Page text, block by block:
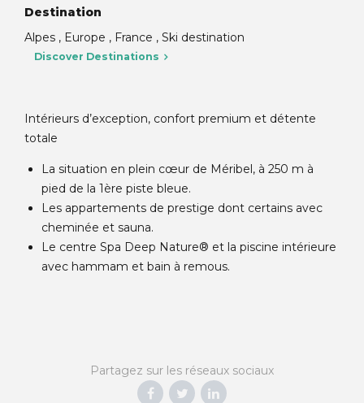
Destination
Alpes , Europe , France , Ski destination
Discover Destinations
Intérieurs d’exception, confort premium et détente
totale
La situation en plein cœur de Méribel, à 250 m à
pied de la 1ère piste bleue.
Les appartements de prestige dont certains avec
cheminée et sauna.
Le centre Spa Deep Nature® et la piscine intérieure
avec hammam et bain à remous.
Partagez sur les réseaux sociaux